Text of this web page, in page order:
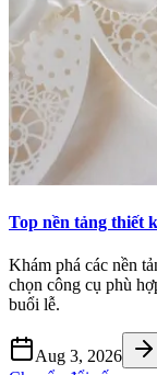
Top nền tảng thiết
Khám phá các nền
chọn công cụ phù
buổi lễ.
Aug 3, 2026